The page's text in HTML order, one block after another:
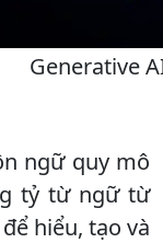
Generative
ngữ quy mô
tỷ từ ngữ từ
hiểu, tạo và